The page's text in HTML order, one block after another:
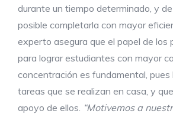
durante un tiempo determinado, y
posible completarla con mayor
experto asegura que el papel de los
para lograr estudiantes con mayor
concentración es fundamental, pues
tareas que se realizan en casa, y
apoyo de ellos. “Motivemos a